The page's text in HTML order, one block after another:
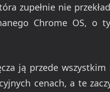
zupełnie nie
Chrome OS, o
ją przede
cenach, a te